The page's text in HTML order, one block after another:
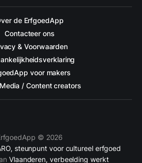
de ErfgoedApp
Contacteer ons
& Voorwaarden
voor makers
/ Content creators
© 2026
steunpunt voor cultureel erfgoed
Vlaanderen, verbeelding werkt